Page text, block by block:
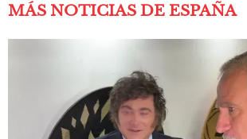
MÁS NOTICIAS DE ESPAÑA